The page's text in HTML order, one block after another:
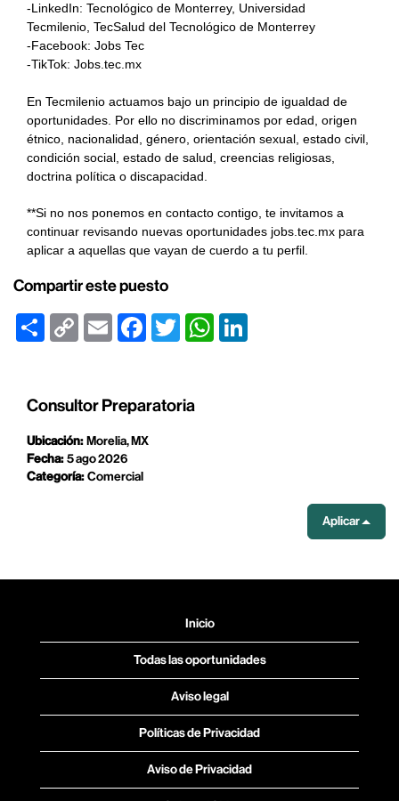
-LinkedIn: Tecnológico de Monterrey, Universidad
Tecmilenio, TecSalud del Tecnológico de Monterrey
-Facebook: Jobs Tec
-TikTok: Jobs.tec.mx
En Tecmilenio actuamos bajo un principio de igualdad de
oportunidades. Por ello no discriminamos por edad, origen
étnico, nacionalidad, género, orientación sexual, estado civil,
condición social, estado de salud, creencias religiosas,
doctrina política o discapacidad.
**Si no nos ponemos en contacto contigo, te invitamos a
continuar revisando nuevas oportunidades jobs.tec.mx para
aplicar a aquellas que vayan de cuerdo a tu perfil.
Compartir este puesto
Share
Copy
Link
Email FacebookTwitter WhatsApp
Consultor Preparatoria
Ubicación:Morelia, MX
Fecha:5 ago 2026
Categoría:Comercial
Aplicar
Inicio
Todas las oportunidades
Aviso legal
Políticas de Privacidad
Aviso de Privacidad